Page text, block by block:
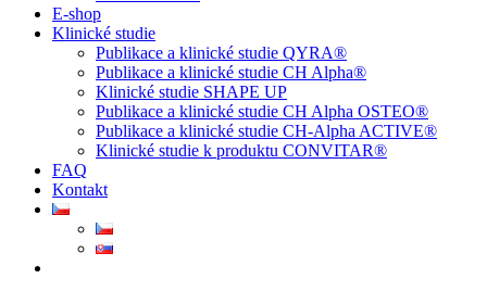
E-shop
Klinické studie
Publikace a klinické studie QYRA®
Publikace a klinické studie CH Alpha®
Klinické studie SHAPE UP
Publikace a klinické studie CH Alpha OSTEO®
Publikace a klinické studie CH-Alpha ACTIVE®
Klinické studie k produktu CONVITAR®
FAQ
Kontakt